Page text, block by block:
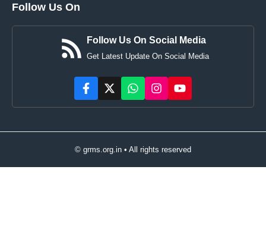
Follow Us On
Follow Us On Social Media
Get Latest Update On Social Media
© grms.org.in • All rights reserved